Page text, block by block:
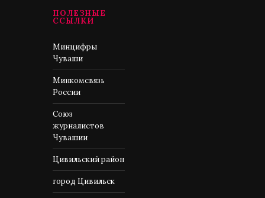
ПОЛЕЗНЫЕ
ССЫЛКИ
Минцифры
Чуваши
Минкомсвязь
России
Союз
журналистов
Чувашии
Цивильский район
город Цивильск